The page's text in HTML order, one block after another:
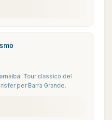
Tour classico del
per Barra Grande.